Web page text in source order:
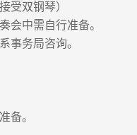
接受双钢琴）
会中需自行准备。
事务局咨询。
备。